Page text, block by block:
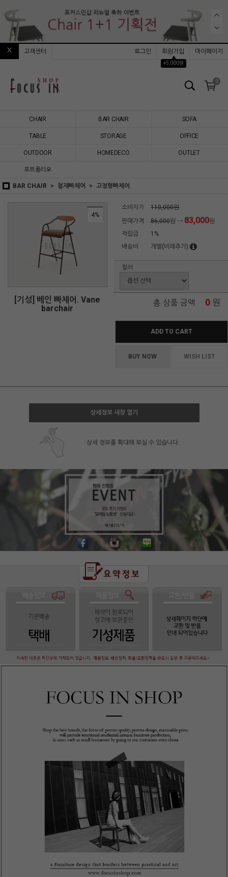
고객센터 로그인
회원가입
▲
+5,000원
마이페이지
0
CHAIR BAR CHAIR SOFA
TABLE STORAGE OFFICE
OUTDOOR HOMEDECO OUTLET
포트폴리오
BAR CHAIR 철재빠체어 고정형빠체어
4%
[기성] 베인 빠체어. Vane
barchair
소비자가
110,000원
판매가격
86,000원 → 83,000원
적립금
1%
배송비
개별(비례추가)
컬러
총 상품 금액 0 원
ADD TO CART
BUY NOW WISH LIST
상세정보 새창 열기
상세 정보를 확대해 보실 수 있습니다.